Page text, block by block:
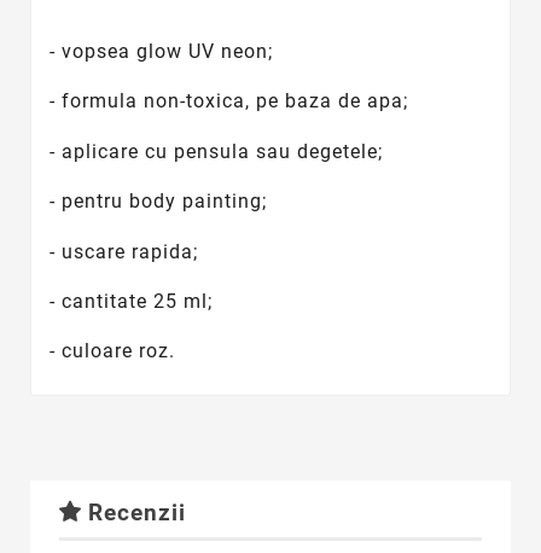
- vopsea glow UV neon;
- formula non-toxica, pe baza de apa;
- aplicare cu pensula sau degetele;
- pentru body painting;
- uscare rapida;
- cantitate 25 ml;
- culoare roz.
Recenzii